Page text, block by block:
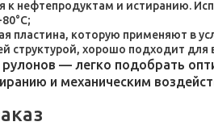
нефтепродуктам и истиранию.
которую применяют в
структурой, хорошо подходит
— легко подобрать
и механическим